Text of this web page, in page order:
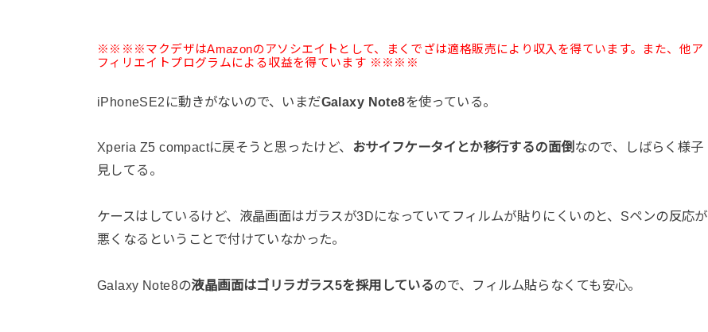
※※※※マクデザはAmazonのアソシエイトとして、まくでざは適格販売により収入を得ています。また、他ア
フィリエイトプログラムによる収益を得ています ※※※※
iPhoneSE2に動きがないので、いまだGalaxy Note8を使っている。
Xperia Z5 compactに戻そうと思ったけど、 おサイフケータイとか移行するの面倒 なので、しばらく様子
見してる。
ケースはしているけど、液晶画面はガラスが3Dになっていてフィルムが貼りにくいのと、Sペンの反応が
悪くなるということで付けていなかった。
Galaxy Note8の液晶画面はゴリラガラス5を採用しているので、フィルム貼らなくても安心。